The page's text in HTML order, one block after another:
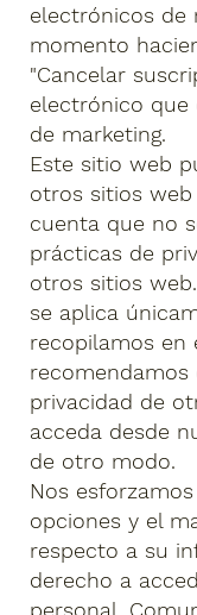
electrónicos de
momento
"Cancelar
electrónico que
de marketing.
Este sitio web
otros sitios web
cuenta que no
prácticas de
otros sitios
se aplica
recopilamos en
privacidad de
acceda desde
de otro modo.
Nos
opciones y el
respecto a su
derecho a
personal.